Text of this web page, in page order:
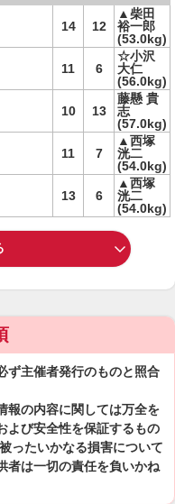
14 12
▲柴田
裕一郎
(53.0kg)
11 6
☆小沢
大仁
(56.0kg)
10 13
藤懸 貴
志
(57.0kg)
11 7
▲西塚
洸二
(54.0kg)
13 6
▲西塚
洸二
(54.0kg)
ず主催者発行のものと照合
報の内容に関しては万全を
よび安全性を保証するもの
ったいかなる損害について
者は一切の責任を負いかね